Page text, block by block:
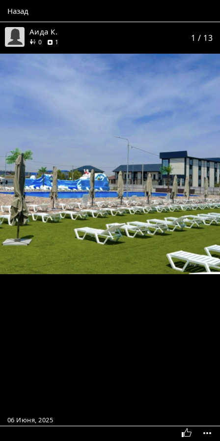
Назад
Аида К.
0друзей
1 1 / 13
06 Июня, 2025